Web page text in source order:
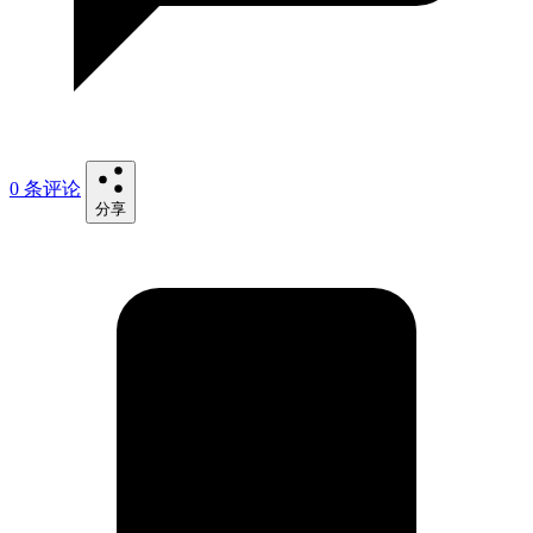
0 条评论
分享